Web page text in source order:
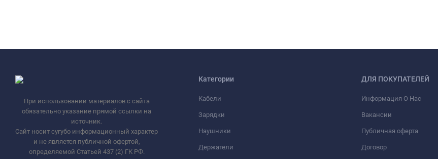
При использовании материалов с сайта
обязательно указание прямой ссылки на
источник.
Сайт носит сугубо информационный характер
и не является публичной офертой,
определяемой Статьей 437 (2) ГК РФ.
Категории
Кабели
Зарядки
Наушники
Держатели
ДЛЯ ПОКУПАТЕЛЕЙ
Информация О Нас
Вакансии
Публичная оферта
Договор